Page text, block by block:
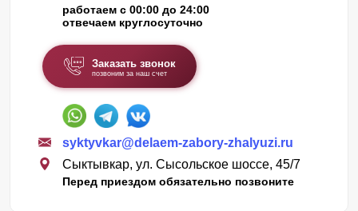
работаем с 00:00 до 24:00
отвечаем круглосуточно
Заказать звонок
позвоним за наш счет
syktyvkar@delaem-zabory-zhalyuzi.ru
Сыктывкар, ул. Сысольское шоссе, 45/7
Перед приездом обязательно позвоните